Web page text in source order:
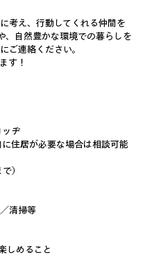
考え、行動してくれる仲間を
、自然豊かな環境での暮らしを
ご連絡ください。
す！
ッヂ
住居が必要な場合は相談可能
）
清掃等
しめること